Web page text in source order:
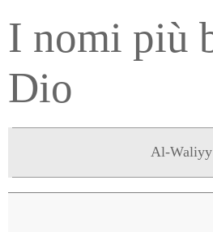
I nomi più
Dio
Al-Waliyy